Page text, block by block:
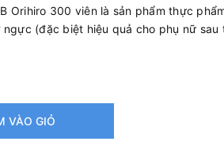
Orihiro 300 viên là sản phẩm thực
(đặc biệt hiệu quả cho phụ nữ sau
VÀO GIỎ